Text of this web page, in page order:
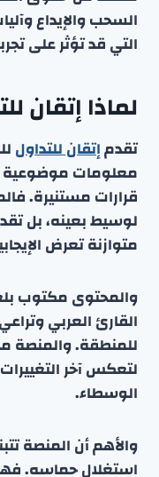
السحب والإيداع
التي قد تؤثر على
لماذا إتقان
تقدمإتقان للتداول
معلومات موضوعية
قرارات مستنيرة.
لوسيط بعينه، بل
متوازنة تعرض
والمحتوى مكتوب
القارئ العربي
للمنطقة. والمنصة
لتعكس آخر
الوسطاء.
والأهم أن المنصة
استغلال حماسه.